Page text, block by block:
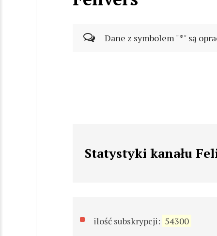
Dane z symbolem "*" są
Statystyki kanału
ilość subskrypcji: 54300